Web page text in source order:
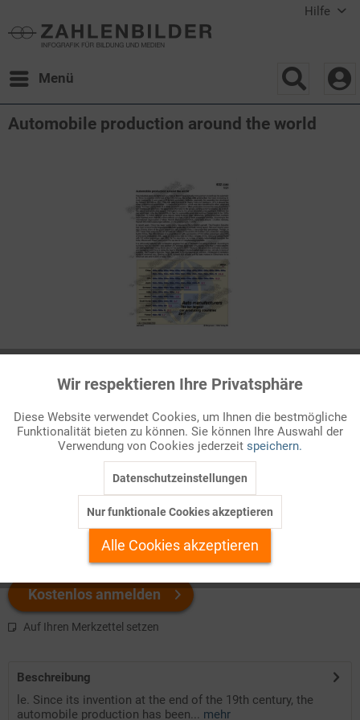
Hilfe
Menü
Automobile production around the world
Welchen Download brauchen Sie?
Kostenlos anmelden
Auf Ihren Merkzettel setzen
Beschreibung
le. Since its invention at the end of the 19th century, the
automobile production has been... mehr
Funktionale Aktiv
Marketing Inaktiv
Personalisierung Inaktiv
Service
Wir respektieren Ihre Privatsphäre
Diese Website verwendet Cookies, um Ihnen die bestmögliche
Funktionalität bieten zu können. Sie können Ihre Auswahl der
Verwendung von Cookies jederzeit speichern.
Datenschutzeinstellungen
Nur funktionale Cookies akzeptieren
Alle Cookies akzeptieren